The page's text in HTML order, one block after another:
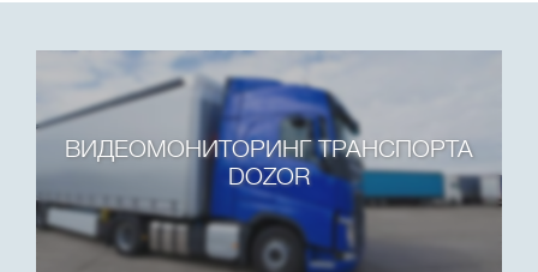
ВИДЕОМОНИТОРИНГ ТРАНСПОРТА
DOZOR